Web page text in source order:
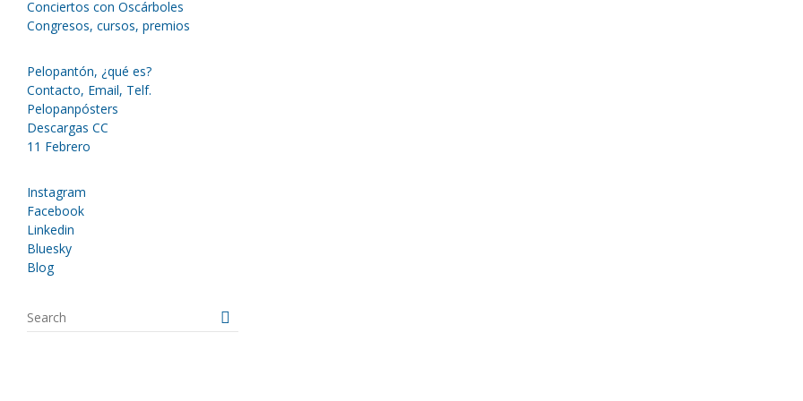
Conciertos con Oscárboles
Congresos, cursos, premios
Pelopantón, ¿qué es?
Contacto, Email, Telf.
Pelopanpósters
Descargas CC
11 Febrero
Instagram
Facebook
Linkedin
Bluesky
Blog
S
e